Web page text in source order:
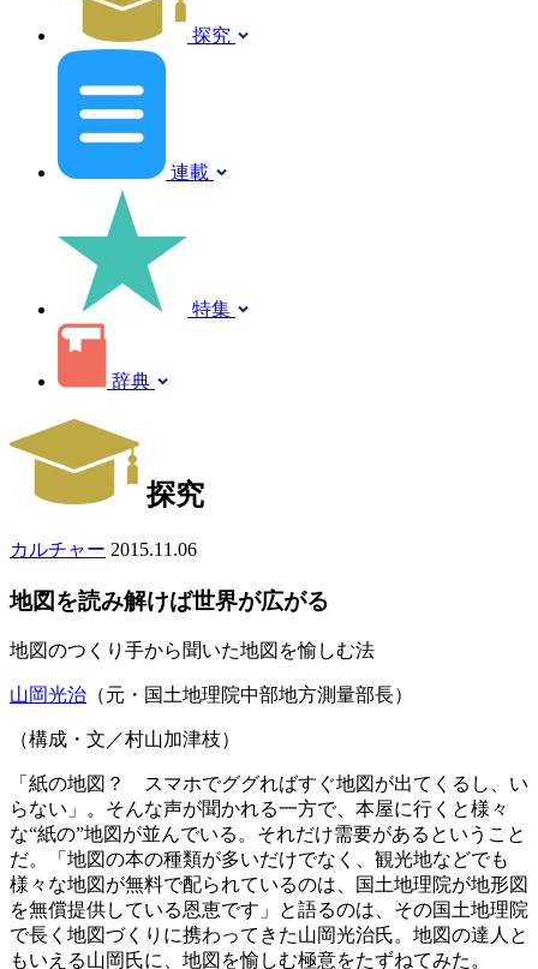
探究
連載
特集
辞典
探究
カルチャー 2015.11.06
地図を読み解けば世界が広がる
地図のつくり手から聞いた地図を愉しむ法
山岡光治 （元・国土地理院中部地方測量部長）
（構成・文／村山加津枝）
「紙の地図？ スマホでググればすぐ地図が出てくるし、い
らない」。そんな声が聞かれる一方で、本屋に行くと様々
な“紙の”地図が並んでいる。それだけ需要があるということ
だ。「地図の本の種類が多いだけでなく、観光地などでも
様々な地図が無料で配られているのは、国土地理院が地形図
を無償提供している恩恵です」と語るのは、その国土地理院
で長く地図づくりに携わってきた山岡光治氏。地図の達人と
もいえる山岡氏に、地図を愉しむ極意をたずねてみた。